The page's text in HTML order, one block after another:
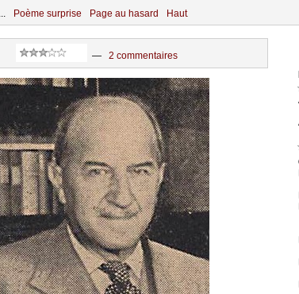
... Poème surprise Page au hasard Haut
— 2 commentaires